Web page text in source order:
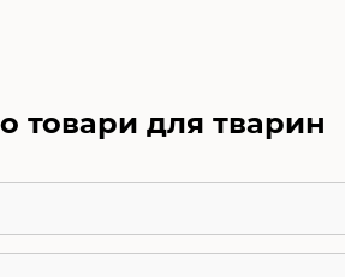
товари для тварин